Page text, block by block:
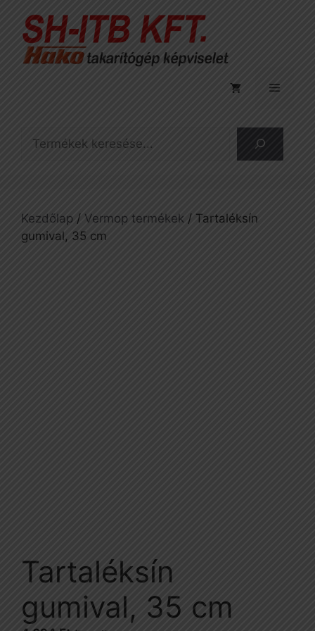
tartalomba
Menü
Kezdőlap / Vermop termékek / Tartaléksín
gumival, 35 cm
Tartaléksín
gumival, 35 cm